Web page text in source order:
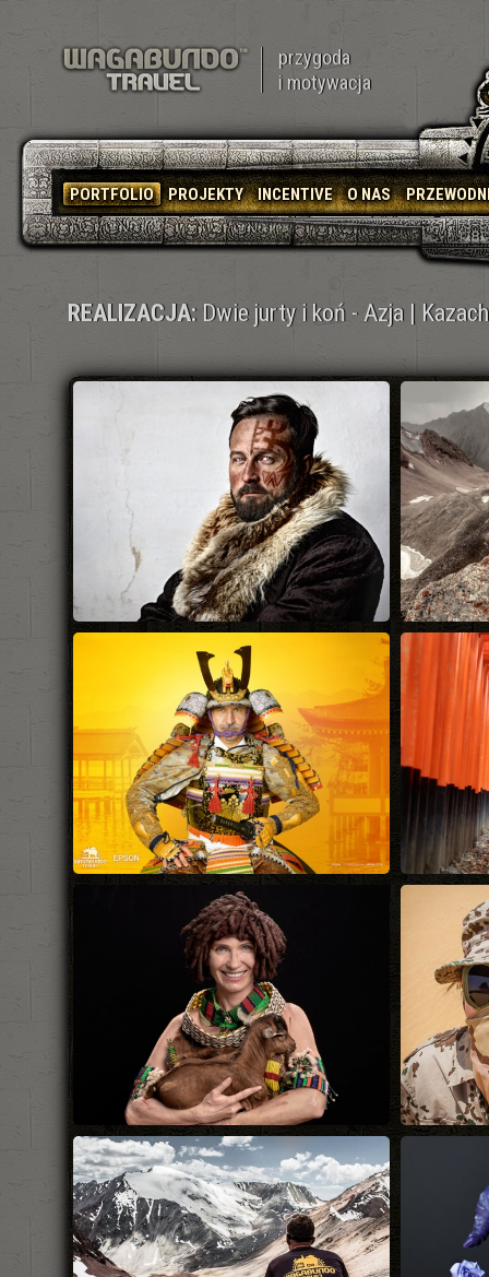
przygoda
i motywacja
PORTFOLIO PROJEKTY INCENTIVE O NAS
REALIZACJA: Dwie jurty i koń - Azja |